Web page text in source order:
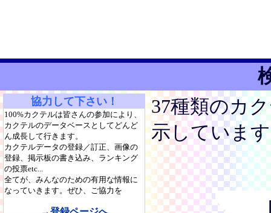
協力して下さい！
100%カクテルは皆さんの参加により、
カクテルのデータベースとしてどんど
ん成長して行きます。
カクテルデータの登録／訂正、画像の
登録、掲示板の書き込み、ランキング
の投票etc...
全てが、みんなのための有用な情報に
なっていきます。ぜひ、ご協力を
37種類のカ
示していま